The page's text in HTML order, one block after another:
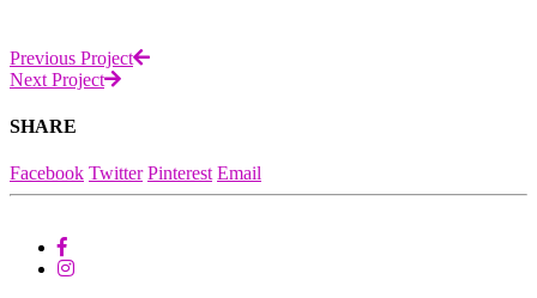
Previous Project
Next Project
SHARE
Facebook Twitter Pinterest Email